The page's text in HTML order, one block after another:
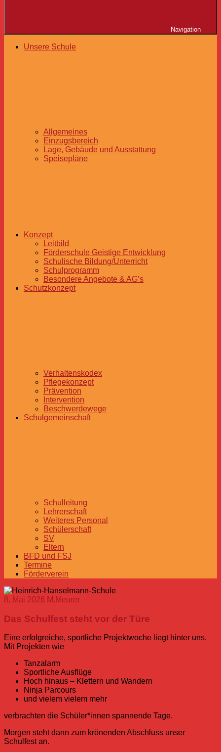
Navigation
Unsere Schule
Allgemeines
Einzugsbereich
Lage, Gebäude und Ausstattung
Speisepläne
Konzept
Leitbild
Förderschule Geistige Entwicklung
Schulische Bildung/Unterricht
Schulprogramm
Besondere Angebote & AG’s
Schutzkonzept
Verhaltenskodex
Pflegekonzept
Prävention
Intervention
Beschwerdewege
Schulgemeinschaft
Schulleitung
Lehrerschaft
Weiteres Personal
Schülerschaft
SV
Eltern
BFD und FSJ
Termine
Förderverein
8. Mai 2026 M.Meurer
Das Schulfest steht vor der Türe
Eine erfolgreiche, sportliche Projektwoche liegt hinter uns.
Mit Projekten wie
Tanzalarm
Sportliche Ausflüge
Hoch hinaus – Klettern und Wandern
Ninja Parcours
und vielem vielem mehr
verbrachten die Schüler*innen spannende Tage.
Morgen steht dann zum krönenden Abschluss unser
Schulfest an.